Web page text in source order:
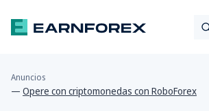
Anuncios
— Opere con criptomonedas con RoboForex